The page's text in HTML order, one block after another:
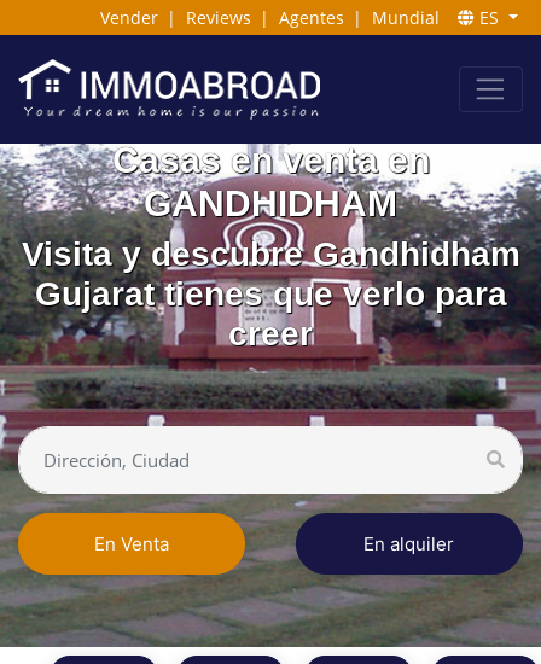
Vender | Reviews | Agentes | Mundial ES
Casas en venta en
GANDHIDHAM
Visita y descubre Gandhidham
Gujarat tienes que verlo para
creer
En Venta En alquiler